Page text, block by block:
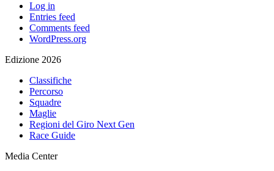
Log in
Entries feed
Comments feed
WordPress.org
Edizione 2026
Classifiche
Percorso
Squadre
Maglie
Regioni del Giro Next Gen
Race Guide
Media Center